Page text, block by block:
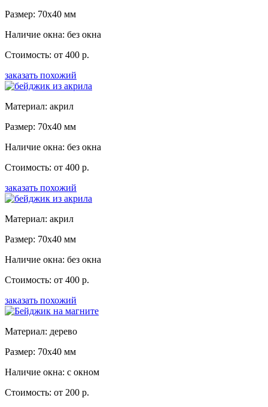
Размер: 70x40 мм
Наличие окна: без окна
Стоимость: от 400 р.
заказать похожий
Материал: акрил
Размер: 70x40 мм
Наличие окна: без окна
Стоимость: от 400 р.
заказать похожий
Материал: акрил
Размер: 70x40 мм
Наличие окна: без окна
Стоимость: от 400 р.
заказать похожий
Материал: дерево
Размер: 70x40 мм
Наличие окна: с окном
Стоимость: от 200 р.